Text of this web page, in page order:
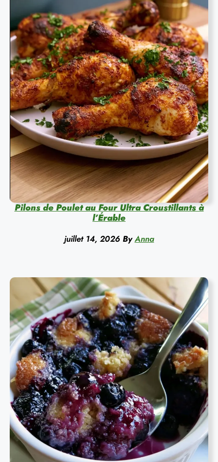
Pilons de Poulet au Four Ultra Croustillants à
l’Érable
juillet 14, 2026 By Anna